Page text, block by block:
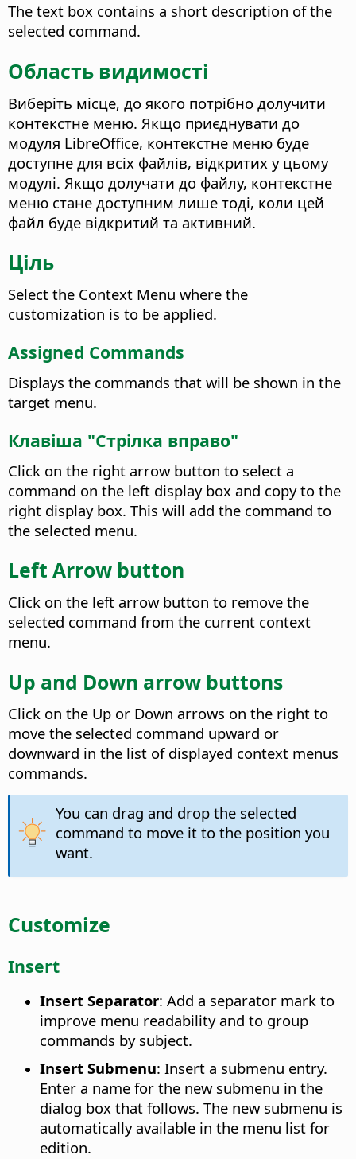
The text box contains a short description of the
selected command.
Область видимості
Виберіть місце, до якого потрібно долучити
контекстне меню. Якщо приєднувати до
модуля LibreOffice, контекстне меню буде
доступне для всіх файлів, відкритих у цьому
модулі. Якщо долучати до файлу, контекстне
меню стане доступним лише тоді, коли цей
файл буде відкритий та активний.
Ціль
Select the Context Menu where the
customization is to be applied.
Assigned Commands
Displays the commands that will be shown in the
target menu.
Клавіша "Стрілка вправо"
Click on the right arrow button to select a
command on the left display box and copy to the
right display box. This will add the command to
the selected menu.
Left Arrow button
Click on the left arrow button to remove the
selected command from the current context
menu.
Up and Down arrow buttons
Click on the Up or Down arrows on the right to
move the selected command upward or
downward in the list of displayed context menus
commands.
You can drag and drop the selected
command to move it to the position you
want.
Customize
Insert
Insert Separator: Add a separator mark to
improve menu readability and to group
commands by subject.
Insert Submenu: Insert a submenu entry.
Enter a name for the new submenu in the
dialog box that follows. The new submenu is
automatically available in the menu list for
edition.